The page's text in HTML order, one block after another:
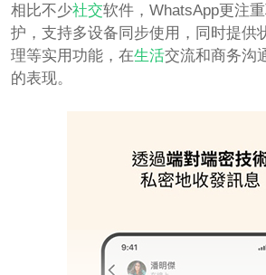
相比不少社交软件，WhatsApp更注
护，支持多设备同步使用，同时提供
理等实用功能，在生活交流和商务沟
的表现。